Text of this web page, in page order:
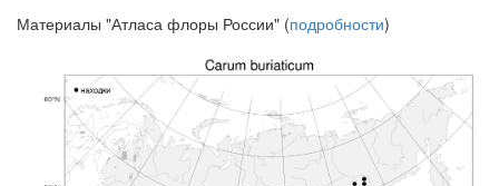
Материалы "Атласа флоры России" (подробности)